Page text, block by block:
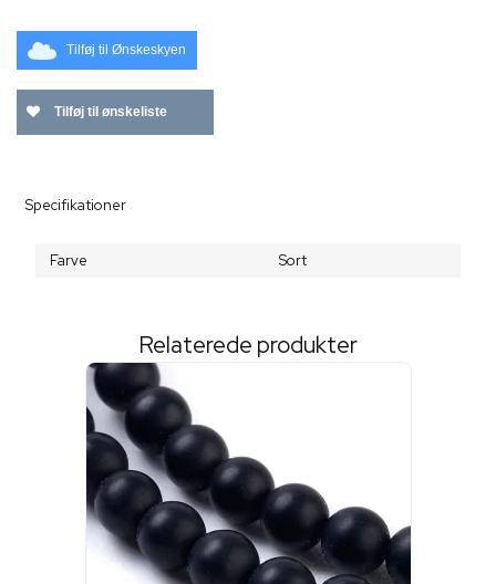
Tilføj til Ønskeskyen
Tilføj til ønskeliste
Specifikationer
Farve Sort
Relaterede produkter